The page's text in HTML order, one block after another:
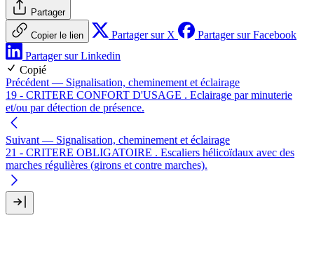
Partager
Copier le lien Partager sur X
Partager sur Facebook
Partager sur Linkedin
Copié
Précédent — Signalisation, cheminement et éclairage
19 - CRITERE CONFORT D'USAGE . Eclairage par minuterie
et/ou par détection de présence.
Suivant — Signalisation, cheminement et éclairage
21 - CRITERE OBLIGATOIRE . Escaliers hélicoïdaux avec des
marches régulières (girons et contre marches).